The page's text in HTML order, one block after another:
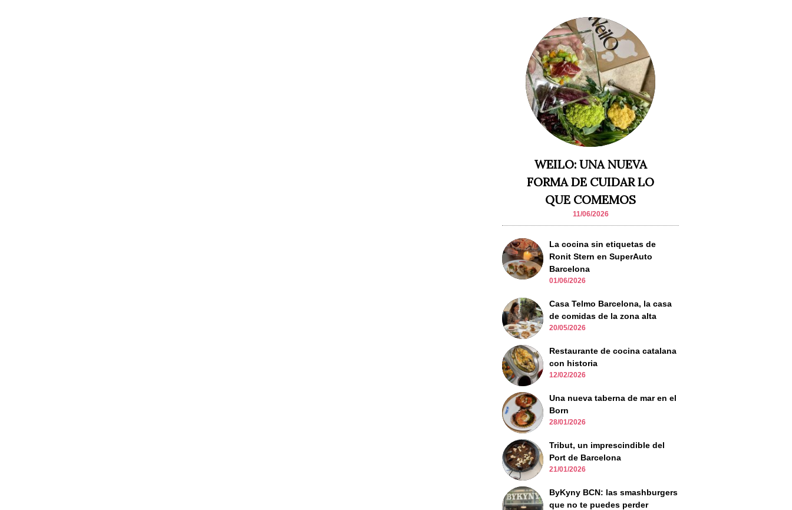
WEILO: UNA NUEVA
FORMA DE CUIDAR LO
QUE COMEMOS
11/06/2026
La cocina sin etiquetas de
Ronit Stern en SuperAuto
Barcelona
01/06/2026
Casa Telmo Barcelona, la casa
de comidas de la zona alta
20/05/2026
Restaurante de cocina catalana
con historia
12/02/2026
Una nueva taberna de mar en el
Born
28/01/2026
Tribut, un imprescindible del
Port de Barcelona
21/01/2026
ByKyny BCN: las smashburgers
que no te puedes perder